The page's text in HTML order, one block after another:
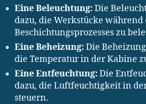
Eine Beleuchtung:Die
dazu, die Werkstücke während
Beschichtungsprozesses zu
Eine Beheizung:Die
die Temperatur in der Kabine
Eine Entfeuchtung:Die
dazu, die Luftfeuchtigkeit in
steuern.